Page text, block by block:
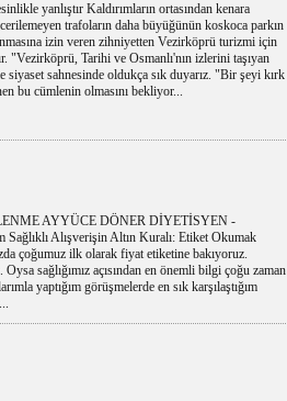
yanlıştır Kaldırımların ortasından kenara
trafoların daha büyüğünün koskoca parkın
izin veren zihniyetten Vezirköprü turizmi için
"Vezirköprü, Tarihi ve Osmanlı'nın izlerini taşıyan
sahnesinde oldukça sık duyarız. "Bir şeyi kırk
bu cümlenin olmasını bekliyor...
AYYÜCE DÖNER DİYETİSYEN -
Alışverişin Altın Kuralı: Etiket Okumak
çoğumuz ilk olarak fiyat etiketine bakıyoruz.
sağlığımız açısından en önemli bilgi çoğu zaman
yaptığım görüşmelerde en sık karşılaştığım